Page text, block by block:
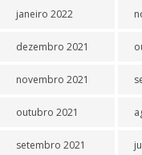
janeiro 2022
dezembro 2021
novembro 2021
outubro 2021
setembro 2021